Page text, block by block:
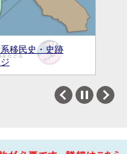
領事手数料
日本入国査証（VISA）
広報文化・教育
広報文化センター案内
交流の現場から
国際交流基金による助成等
約制について
移民史・史跡
ちらをご覧く
窓口時間
インサービス